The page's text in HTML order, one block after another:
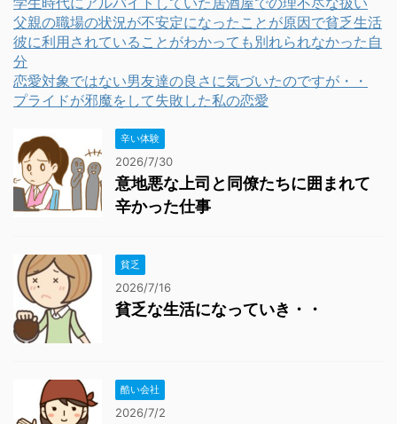
父親の職場の状況が不安定になったことが原因で貧乏生活
彼に利用されていることがわかっても別れられなかった自
分
恋愛対象ではない男友達の良さに気づいたのですが・・
プライドが邪魔をして失敗した私の恋愛
辛い体験
2026/7/30
意地悪な上司と同僚たちに囲まれて
辛かった仕事
貧乏
2026/7/16
貧乏な生活になっていき・・
酷い会社
2026/7/2